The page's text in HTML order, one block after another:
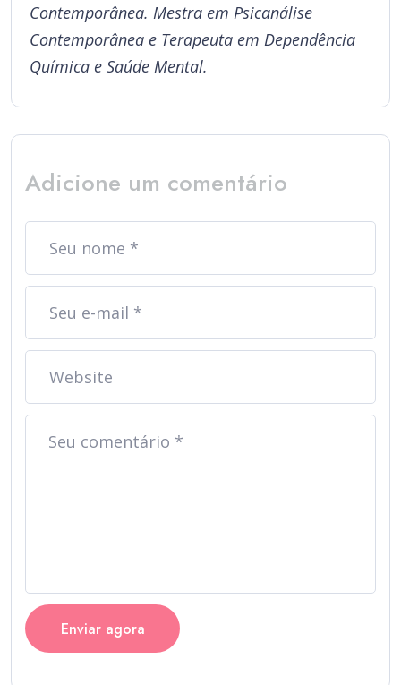
Contemporânea. Mestra em Psicanálise
Contemporânea e Terapeuta em Dependência
Química e Saúde Mental.
Adicione um comentário
Enviar agora